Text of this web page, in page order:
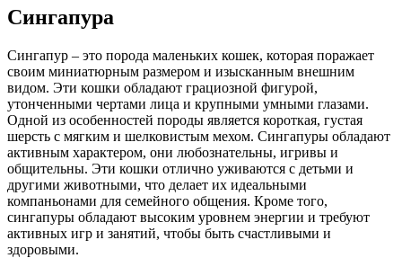
Сингапура
Сингапур – это порода маленьких кошек, которая поражает
своим миниатюрным размером и изысканным внешним
видом. Эти кошки обладают грациозной фигурой,
утонченными чертами лица и крупными умными глазами.
Одной из особенностей породы является короткая, густая
шерсть с мягким и шелковистым мехом. Сингапуры обладают
активным характером, они любознательны, игривы и
общительны. Эти кошки отлично уживаются с детьми и
другими животными, что делает их идеальными
компаньонами для семейного общения. Кроме того,
сингапуры обладают высоким уровнем энергии и требуют
активных игр и занятий, чтобы быть счастливыми и
здоровыми.